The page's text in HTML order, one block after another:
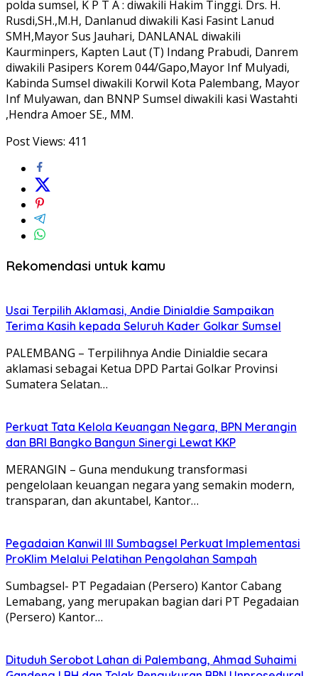
polda sumsel, K P T A : diwakili Hakim Tinggi. Drs. H.
Rusdi,SH.,M.H, Danlanud diwakili Kasi Fasint Lanud
SMH,Mayor Sus Jauhari, DANLANAL diwakili
Kaurminpers, Kapten Laut (T) Indang Prabudi, Danrem
diwakili Pasipers Korem 044/Gapo,Mayor Inf Mulyadi,
Kabinda Sumsel diwakili Korwil Kota Palembang, Mayor
Inf Mulyawan, dan BNNP Sumsel diwakili kasi Wastahti
,Hendra Amoer SE., MM.
Post Views: 411
Rekomendasi untuk kamu
Usai Terpilih Aklamasi, Andie Dinialdie Sampaikan
Terima Kasih kepada Seluruh Kader Golkar Sumsel
PALEMBANG – Terpilihnya Andie Dinialdie secara
aklamasi sebagai Ketua DPD Partai Golkar Provinsi
Sumatera Selatan…
Perkuat Tata Kelola Keuangan Negara, BPN Merangin
dan BRI Bangko Bangun Sinergi Lewat KKP
MERANGIN – Guna mendukung transformasi
pengelolaan keuangan negara yang semakin modern,
transparan, dan akuntabel, Kantor…
Pegadaian Kanwil III Sumbagsel Perkuat Implementasi
ProKlim Melalui Pelatihan Pengolahan Sampah
Sumbagsel- PT Pegadaian (Persero) Kantor Cabang
Lemabang, yang merupakan bagian dari PT Pegadaian
(Persero) Kantor…
Dituduh Serobot Lahan di Palembang, Ahmad Suhaimi